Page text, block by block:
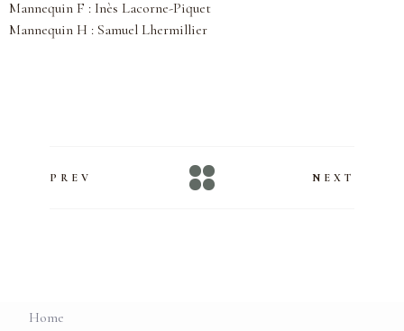
Mannequin F : Inès Lacorne-Piquet
Mannequin H : Samuel Lhermillier
PREV NEXT
Home